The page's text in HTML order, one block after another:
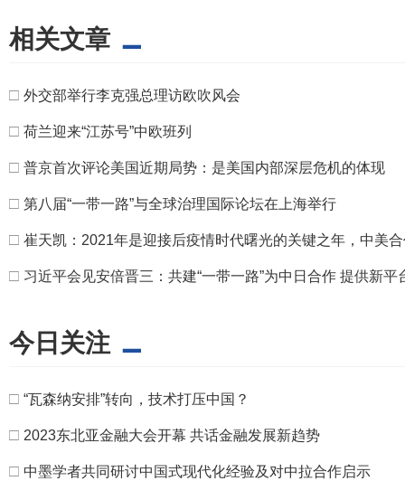
相关文章
□ 外交部举行李克强总理访欧吹风会
□ 荷兰迎来“江苏号”中欧班列
□ 普京首次评论美国近期局势：是美国内部深层危机的体现
□ 第八届“一带一路”与全球治理国际论坛在上海举行
□ 崔天凯：2021年是迎接后疫情时代曙光的关键之年，中美
□ 习近平会见安倍晋三：共建“一带一路”为中日合作 提供新平
今日关注
□ “瓦森纳安排”转向，技术打压中国？
□ 2023东北亚金融大会开幕 共话金融发展新趋势
□ 中墨学者共同研讨中国式现代化经验及对中拉合作启示